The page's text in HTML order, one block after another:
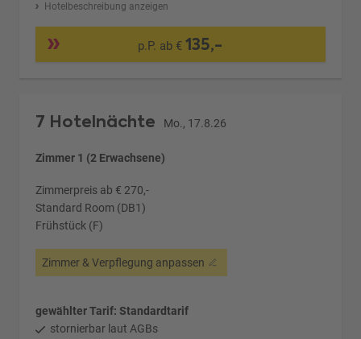
Hotelbeschreibung anzeigen
p.P. ab €135,-
7 Hotelnächte Mo., 17.8.26
Zimmer 1 (2 Erwachsene)
Zimmerpreis ab € 270,-
Standard Room (DB1)
Frühstück (F)
Zimmer & Verpflegung anpassen
gewählter Tarif: Standardtarif
stornierbar laut AGBs